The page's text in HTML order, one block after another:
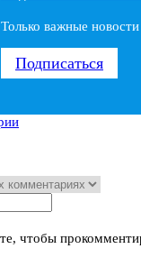
Только важные
Подписаться
чтобы